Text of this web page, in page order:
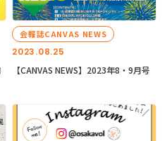
2023.08.25
会報誌CANVAS NEWS
【CANVAS NEWS】2023年8・9月号